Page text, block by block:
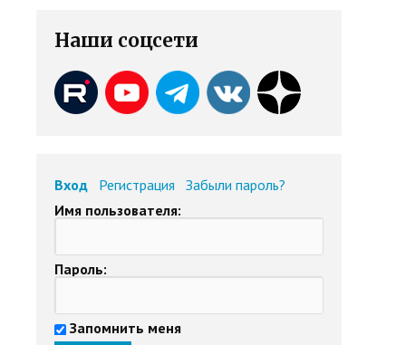
Наши соцсети
Вход Регистрация
Забыли пароль?
Имя пользователя:
Пароль:
Запомнить меня